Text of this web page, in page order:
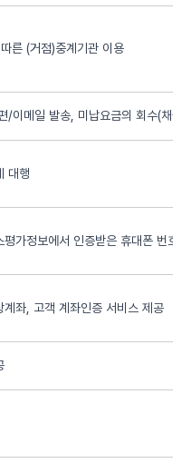
른 (거점)중계기관 이용
/이메일 발송, 미납요금의 회수(채권
대행
평가정보에서 인증받은 휴대폰 번호
계좌, 고객 계좌인증 서비스 제공